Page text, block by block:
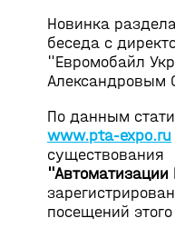
Новинка
беседа с
"Евромобайл
Александровым
По данным
www.pta-expo.ru
существования
"Автоматизации
посещений